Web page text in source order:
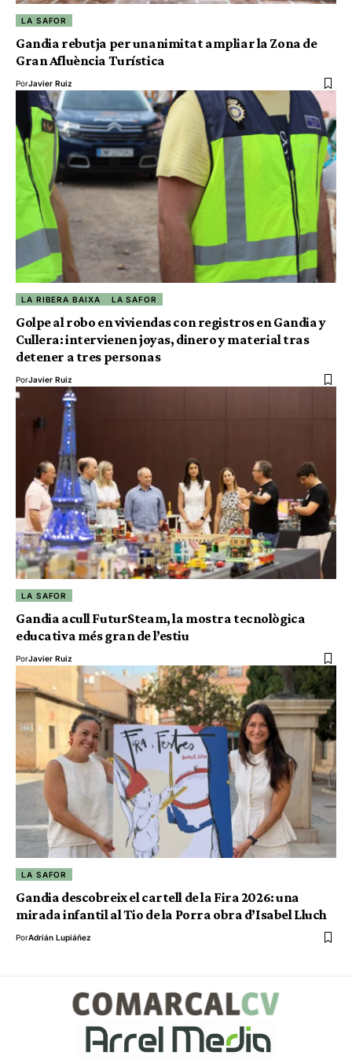
LA SAFOR
Gandia rebutja per unanimitat ampliar la Zona de
Gran Afluència Turística
PorJavier Ruiz
LA RIBERA BAIXA LA SAFOR
Golpe al robo en viviendas con registros en Gandia y
Cullera: intervienen joyas, dinero y material tras
detener a tres personas
PorJavier Ruiz
LA SAFOR
Gandia acull FuturSteam, la mostra tecnològica
educativa més gran de l’estiu
PorJavier Ruiz
LA SAFOR
Gandia descobreix el cartell de la Fira 2026: una
mirada infantil al Tio de la Porra obra d’Isabel Lluch
PorAdrián Lupiáñez